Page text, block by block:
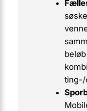
ting-/